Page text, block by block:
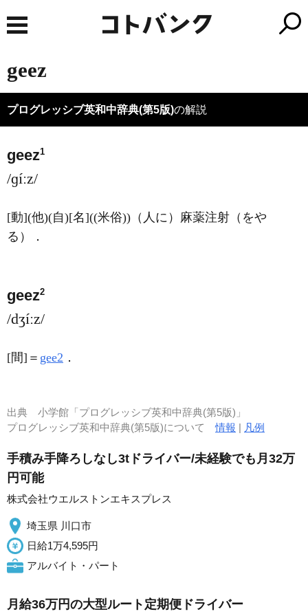
geez
プログレッシブ英和中辞典(第5版)の解説
geez1
/ɡíːz/
[動](他)(自)[名]((米俗))（人に）麻薬注射（をや
る）
．
geez2
/dʒíːz/
[間] ＝ gee2 ．
出典 小学館「プログレッシブ英和中辞典(第5版)」
プログレッシブ英和中辞典(第5版)について情報 | 凡例
手積み手降ろしなし3tドライバー/未経験でも月32万
円可能
株式会社ウエルストンエキスプレス
埼玉県 川口市
日給1万4,595円
アルバイト・パート
月給36万円の大型ルート定期便ドライバー